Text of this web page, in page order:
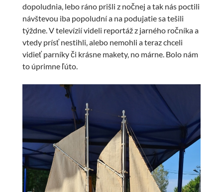
dopoludnia, lebo ráno prišli z nočnej a tak nás poctili
návštevou iba popoludní a na podujatie sa tešili
týždne. V televízií videli reportáž z jarného ročníka a
vtedy prísť nestihli, alebo nemohli a teraz chceli
vidieť parníky či krásne makety, no márne. Bolo nám
to úprimne ľúto.